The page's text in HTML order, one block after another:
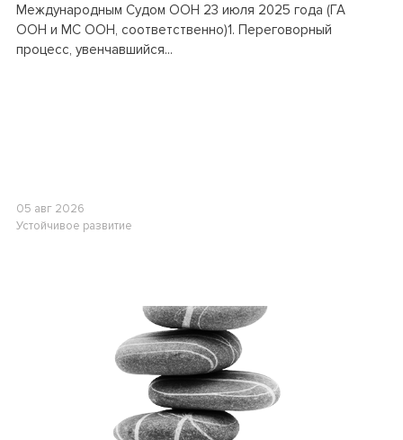
Международным Судом ООН 23 июля 2025 года (ГА
ООН и МС ООН, соответственно)1. Переговорный
процесс, увенчавшийся...
05 авг 2026
Устойчивое развитие